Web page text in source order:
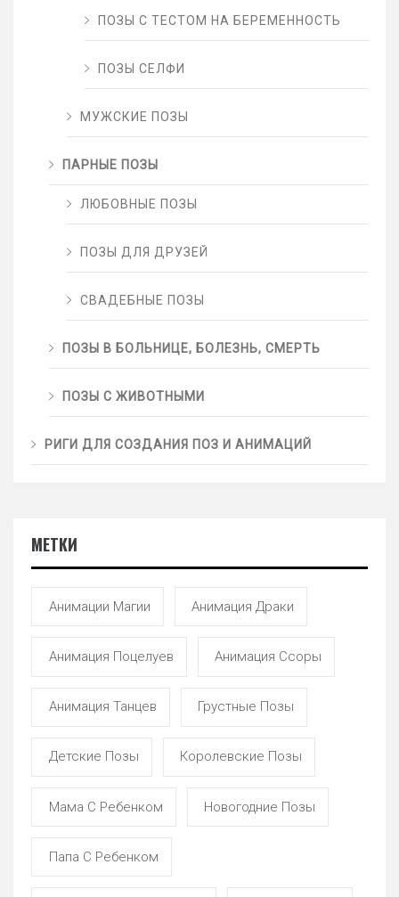
ПОЗЫ С ТЕСТОМ НА БЕРЕМЕННОСТЬ
ПОЗЫ СЕЛФИ
МУЖСКИЕ ПОЗЫ
ПАРНЫЕ ПОЗЫ
ЛЮБОВНЫЕ ПОЗЫ
ПОЗЫ ДЛЯ ДРУЗЕЙ
СВАДЕБНЫЕ ПОЗЫ
ПОЗЫ В БОЛЬНИЦЕ, БОЛЕЗНЬ, СМЕРТЬ
ПОЗЫ С ЖИВОТНЫМИ
РИГИ ДЛЯ СОЗДАНИЯ ПОЗ И АНИМАЦИЙ
МЕТКИ
Анимации Магии Анимация Драки
Анимация Поцелуев Анимация Ссоры
Анимация Танцев Грустные Позы
Детские Позы Королевские Позы
Мама С Ребенком Новогодние Позы
Папа С Ребенком